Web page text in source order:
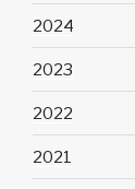
2024
2023
2022
2021